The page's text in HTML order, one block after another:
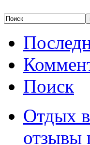
Поиск
Отдых
отзывы